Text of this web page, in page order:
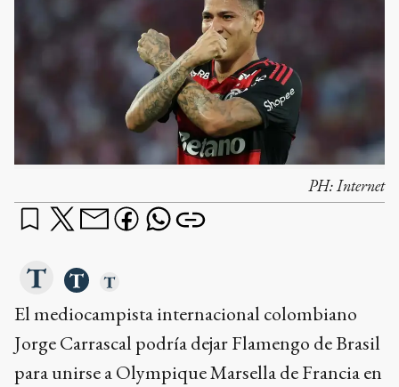
PH:Internet
El mediocampista internacional colombiano
Jorge Carrascal podría dejar Flamengo de Brasil
para unirse a Olympique Marsella de Francia en